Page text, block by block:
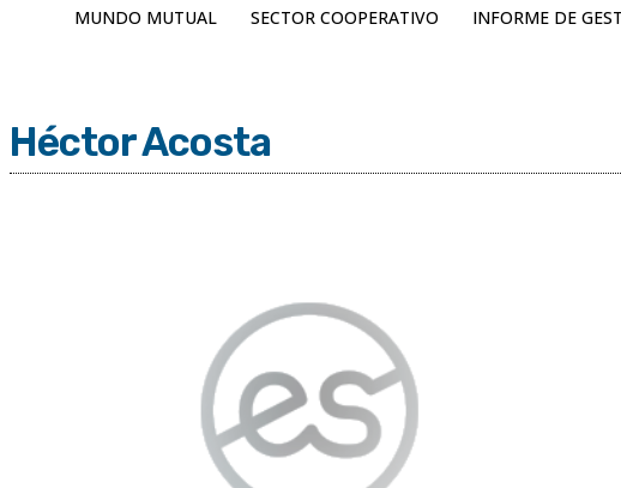
MUNDO MUTUAL SECTOR COOPERATIVO INFORME DE
Héctor Acosta